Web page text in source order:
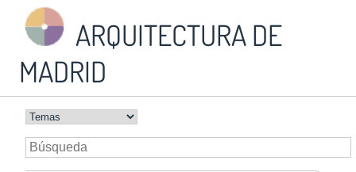
ARQUITECTURA DE
MADRID